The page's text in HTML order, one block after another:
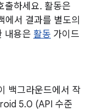
출하세요. 활동은
에서 결과를 별도의
내용은 활동 가이드
백그라운드에서 작
5.0 (API 수준